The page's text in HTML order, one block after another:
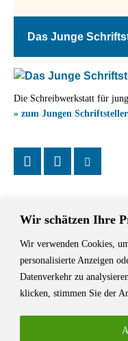
Wir schätzen Ihre
Wir verwenden Cookies,
personalisierte Anzeigen
Datenverkehr zu
klicken, stimmen Sie der
Das Junge
Die Schreibwerkstatt für
» zum Jungen
Das Schriftstellerhaus ist
Autoren aus Stuttgart und
Lesungen, Tagungen und